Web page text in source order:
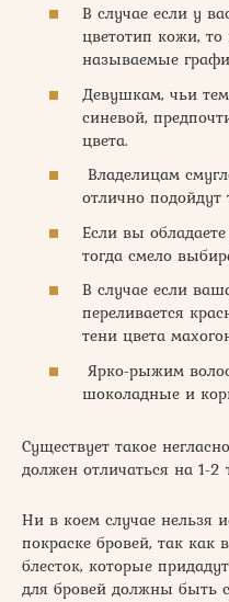
В случае если у
цветотип кожи,
называемые
Девушкам, чьи
синевой,
цвета.
Владелицам
отлично подойдут
Если вы
тогда смело
В случае если
переливается
тени цвета
Ярко-рыжим
шоколадные и
Существует такое
должен отличаться на 1-2
Ни в коем случае нельзя
покраске бровей, так
блесток, которые
для бровей должны быть